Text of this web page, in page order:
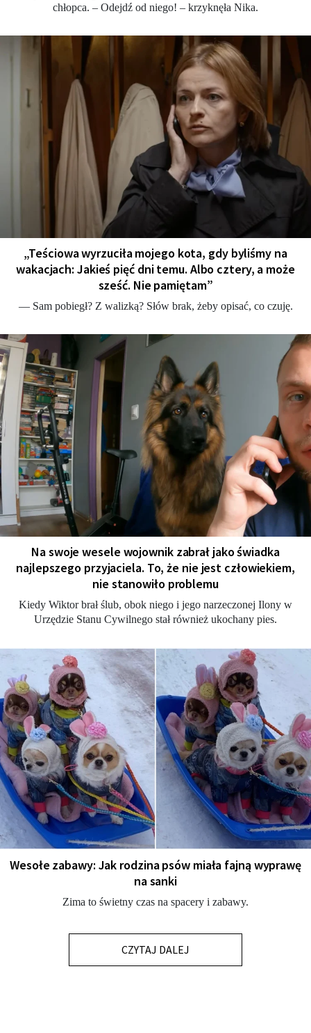
chłopca. – Odejdź od niego! – krzyknęła Nika.
„Teściowa wyrzuciła mojego kota, gdy byliśmy na
wakacjach: Jakieś pięć dni temu. Albo cztery, a może
sześć. Nie pamiętam”
— Sam pobiegł? Z walizką? Słów brak, żeby opisać, co czuję.
Na swoje wesele wojownik zabrał jako świadka
najlepszego przyjaciela. To, że nie jest człowiekiem,
nie stanowiło problemu
Kiedy Wiktor brał ślub, obok niego i jego narzeczonej Ilony w
Urzędzie Stanu Cywilnego stał również ukochany pies.
Wesołe zabawy: Jak rodzina psów miała fajną wyprawę
na sanki
Zima to świetny czas na spacery i zabawy.
CZYTAJ DALEJ